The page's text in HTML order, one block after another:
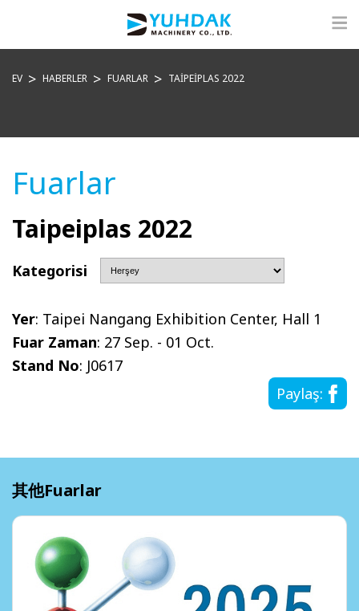
EV HABERLER FUARLAR TAIPEIPLAS 2022
Fuarlar
Taipeiplas 2022
Kategorisi
Yer: Taipei Nangang Exhibition Center, Hall 1
Fuar Zaman: 27 Sep. - 01 Oct.
Stand No: J0617
Paylaş:
其他Fuarlar